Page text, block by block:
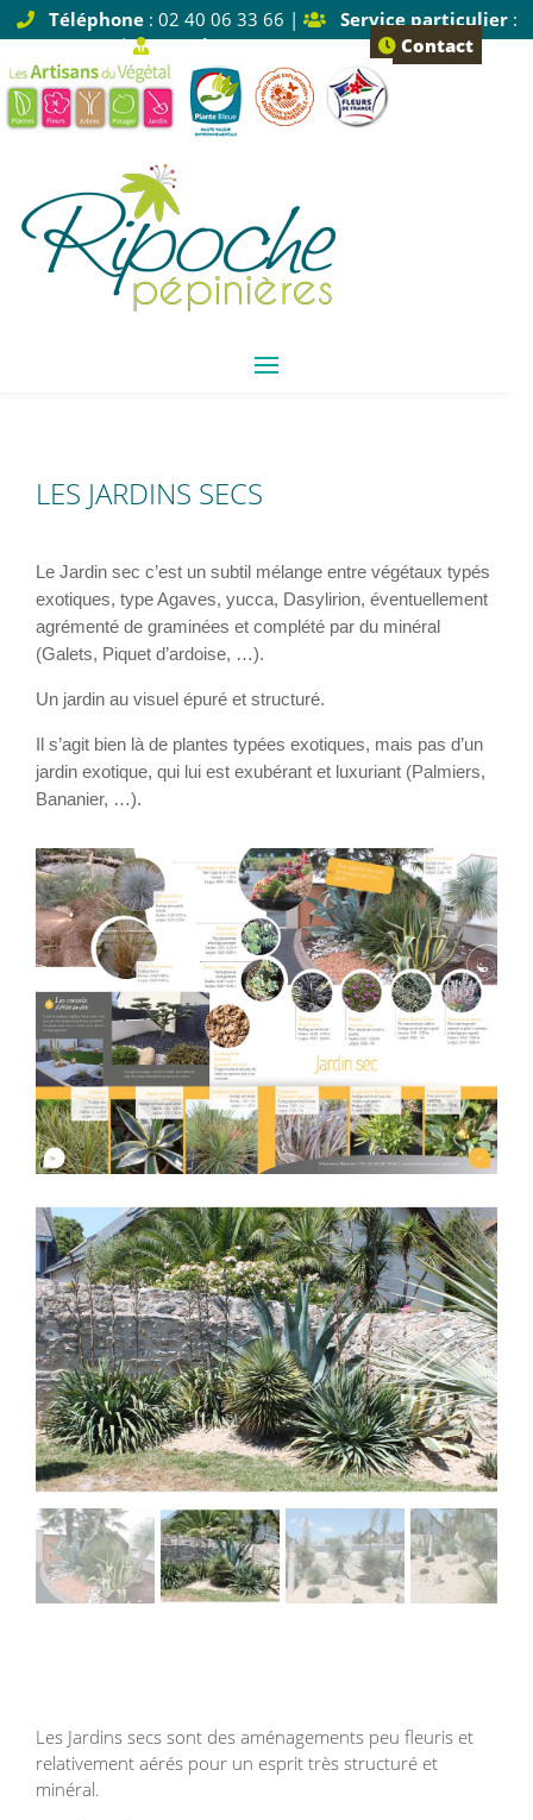
Téléphone: 02 40 06 33 66 | Service particulier:
Tapez 1 |
Service pro: Tapez 2 Contact
LES JARDINS SECS
Le Jardin sec c’est un subtil mélange entre végétaux typés
exotiques, type Agaves, yucca, Dasylirion, éventuellement
agrémenté de graminées et complété par du minéral
(Galets, Piquet d’ardoise, …).
Un jardin au visuel épuré et structuré.
Il s’agit bien là de plantes typées exotiques, mais pas d’un
jardin exotique, qui lui est exubérant et luxuriant (Palmiers,
Bananier, …).
Les Jardins secs sont des aménagements peu fleuris et
relativement aérés pour un esprit très structuré et
minéral.